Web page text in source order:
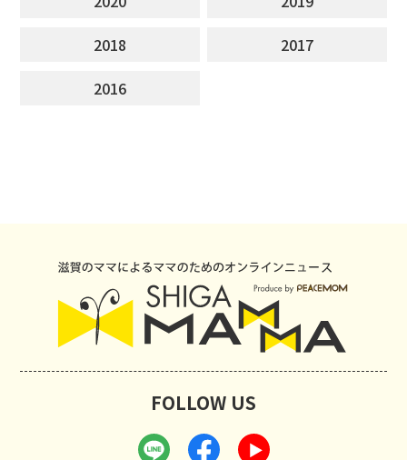
2018
2017
2016
FOLLOW US